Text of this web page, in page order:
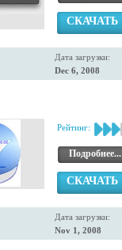
СКАЧАТЬ
Дата загрузки:
Dec 6, 2008
Рейтинг:
Подробнее...
СКАЧАТЬ
Дата загрузки:
Nov 1, 2008